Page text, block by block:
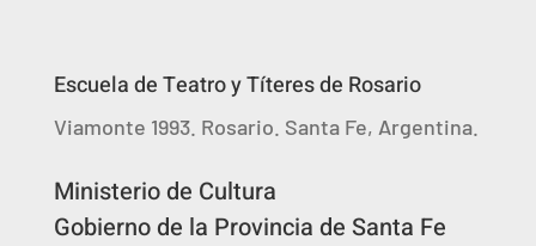
Escuela de Teatro y Títeres de Rosario
Viamonte 1993. Rosario. Santa Fe, Argentina.
Ministerio de Cultura
Gobierno de la Provincia de Santa Fe